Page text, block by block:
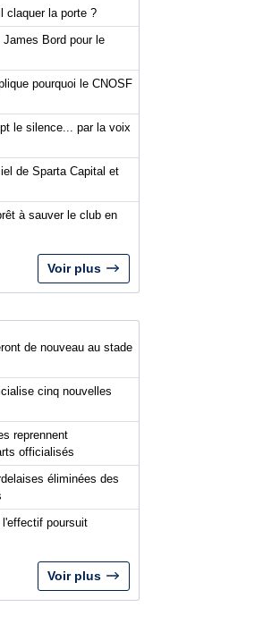
claquer la porte ?
Bord pour le
pourquoi le CNOSF
le silence... par la voix
de Sparta Capital et
à sauver le club en
Voir plus
de nouveau au stade
cinq nouvelles
reprennent
officialisés
éliminées des
poursuit
Voir plus